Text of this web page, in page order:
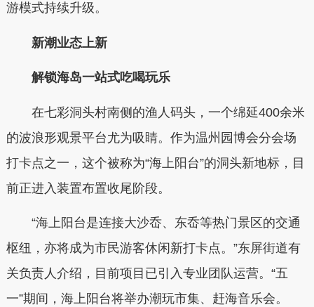
游模式持续升级。
新潮业态上新
解锁海岛一站式吃喝玩乐
在七彩洞头村南侧的渔人码头，一个绵延400余米
的波浪形观景平台尤为吸睛。作为温州园博会分会场
打卡点之一，这个被称为“海上阳台”的洞头新地标，目
前正进入装置布置收尾阶段。
“海上阳台是连接大沙岙、东岙等热门景区的交通
枢纽，亦将成为市民游客休闲新打卡点。”东屏街道有
关负责人介绍，目前项目已引入专业团队运营。“五
一”期间，海上阳台将举办潮玩市集、赶海音乐会。